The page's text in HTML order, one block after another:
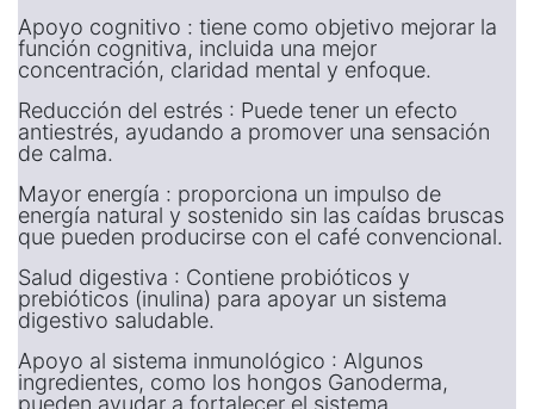
Apoyo cognitivo : tiene como objetivo mejorar la
función cognitiva, incluida una mejor
concentración, claridad mental y enfoque.
Reducción del estrés : Puede tener un efecto
antiestrés, ayudando a promover una sensación
de calma.
Mayor energía : proporciona un impulso de
energía natural y sostenido sin las caídas bruscas
que pueden producirse con el café convencional.
Salud digestiva : Contiene probióticos y
prebióticos (inulina) para apoyar un sistema
digestivo saludable.
Apoyo al sistema inmunológico : Algunos
ingredientes, como los hongos Ganoderma,
pueden ayudar a fortalecer el sistema